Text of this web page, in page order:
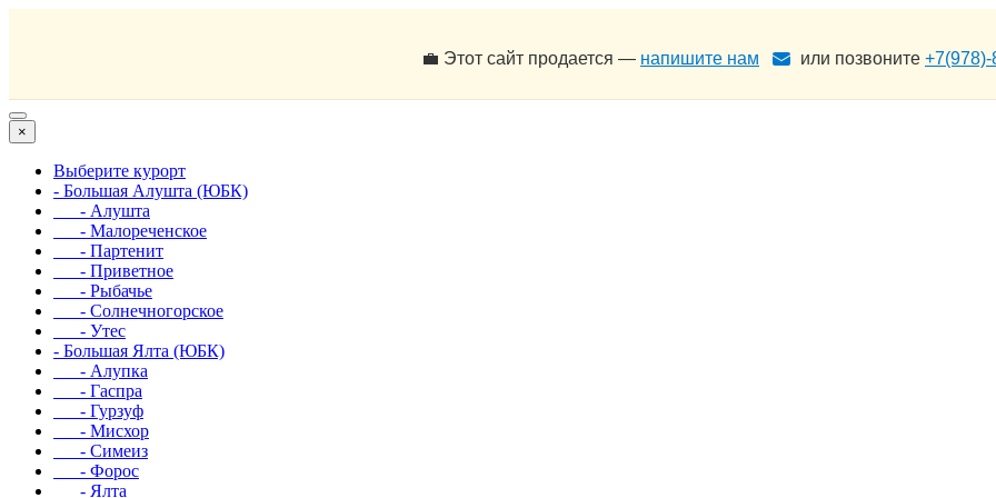
💼 Этот сайт продается — напишите нам или позвоните
×
Выберите курорт
- Большая Алушта (ЮБК)
- Алушта
- Малореченское
- Партенит
- Приветное
- Рыбачье
- Солнечногорское
- Утес
- Большая Ялта (ЮБК)
- Алупка
- Гаспра
- Гурзуф
- Мисхор
- Симеиз
- Форос
- Ялта